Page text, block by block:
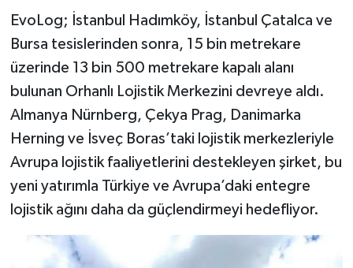
EvoLog; İstanbul Hadımköy, İstanbul Çatalca ve
Bursa tesislerinden sonra, 15 bin metrekare
üzerinde 13 bin 500 metrekare kapalı alanı
bulunan Orhanlı Lojistik Merkezini devreye aldı.
Almanya Nürnberg, Çekya Prag, Danimarka
Herning ve İsveç Boras’taki lojistik merkezleriyle
Avrupa lojistik faaliyetlerini destekleyen şirket, bu
yeni yatırımla Türkiye ve Avrupa’daki entegre
lojistik ağını daha da güçlendirmeyi hedefliyor.